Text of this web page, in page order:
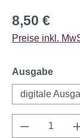
Regulärer Preis:
8,50 €
Preise inkl.
Ausgabe
digitale
Produkt